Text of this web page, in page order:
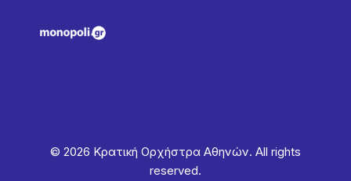
© 2026 Κρατική Ορχήστρα Αθηνών. All rights
reserved.